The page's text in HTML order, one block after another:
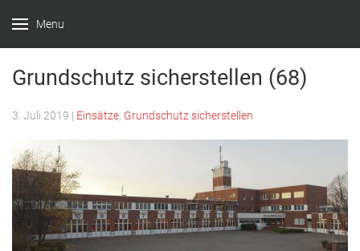
Menu
Witten –
Löscheinheit
Bommern
Grundschutz sicherstellen (68)
3. Juli 2019 | Einsätze Grundschutz sicherstellen